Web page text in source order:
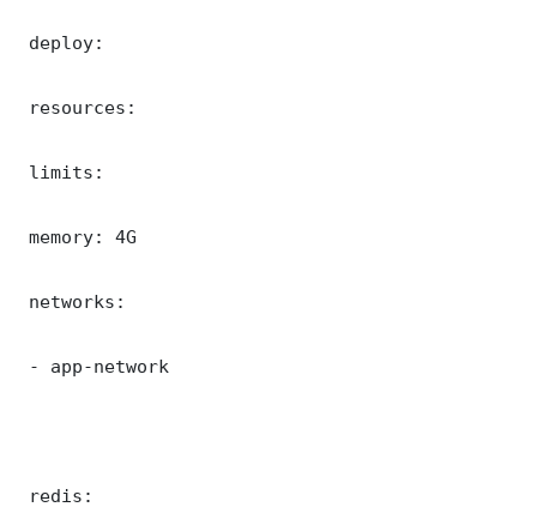
deploy:
resources:
limits:
memory: 4G
networks:
- app-network
redis: